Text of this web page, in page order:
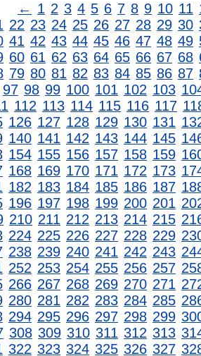
← 1 2 3 4 5 6 7 8 9 10 11
22 23 24 25 26 27 28 29 30
41 42 43 44 45 46 47 48 49
60 61 62 63 64 65 66 67 68
79 80 81 82 83 84 85 86 87
97 98 99 100 101 102 103
112 113 114 115 116 117
126 127 128 129 130 131
140 141 142 143 144 145
154 155 156 157 158 159
168 169 170 171 172 173
182 183 184 185 186 187
196 197 198 199 200 201
210 211 212 213 214 215
224 225 226 227 228 229
238 239 240 241 242 243
252 253 254 255 256 257
266 267 268 269 270 271
280 281 282 283 284 285
294 295 296 297 298 299
308 309 310 311 312 313
322 323 324 325 326 327